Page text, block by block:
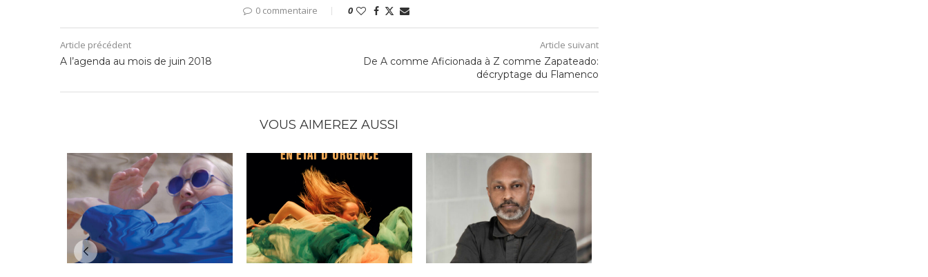
0 commentaire 0
Article précédent
A l’agenda au mois de juin 2018
Article suivant
De A comme Aficionada à Z comme Zapateado:
décryptage du Flamenco
VOUS AIMEREZ AUSSI